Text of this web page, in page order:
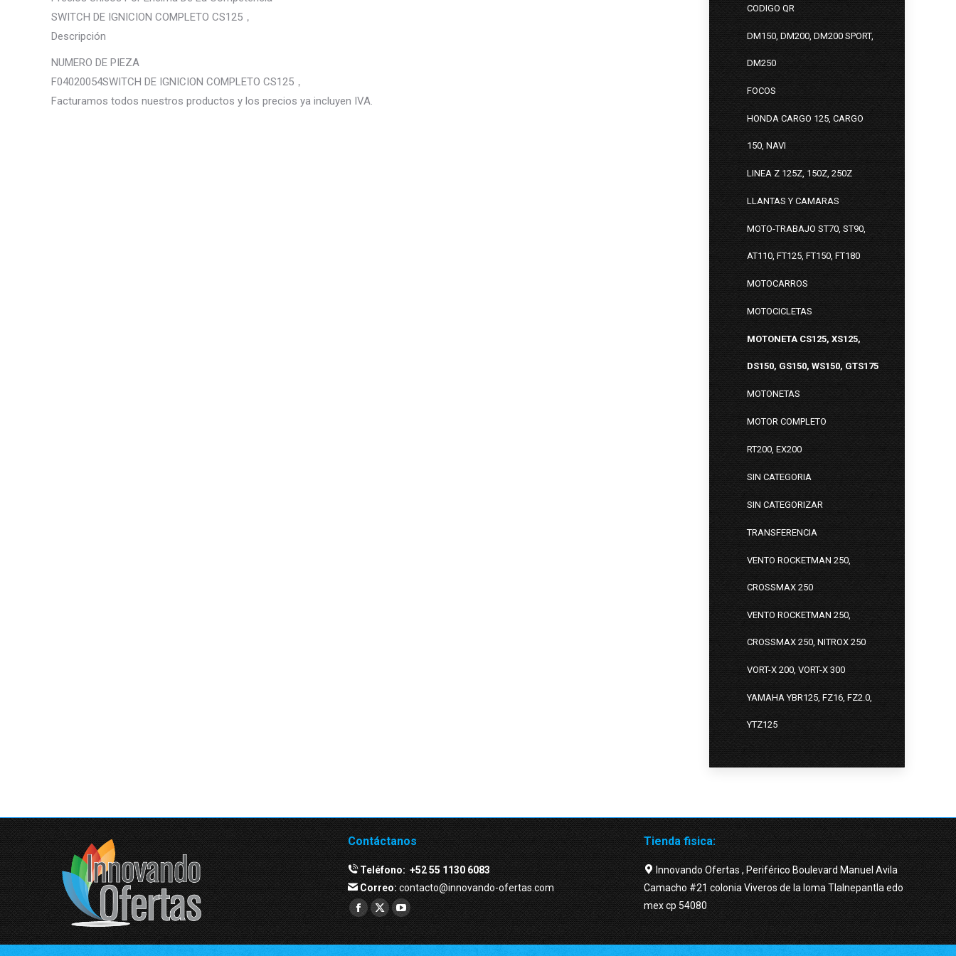
SWITCH DE IGNICION COMPLETO CS125，
Descripción
NUMERO DE PIEZA
F04020054SWITCH DE IGNICION COMPLETO CS125，
Facturamos todos nuestros productos y los precios ya incluyen IVA.
CODIGO QR
DM150, DM200, DM200 SPORT,
DM250
FOCOS
HONDA CARGO 125, CARGO
150, NAVI
LINEA Z 125Z, 150Z, 250Z
LLANTAS Y CAMARAS
MOTO-TRABAJO ST70, ST90,
AT110, FT125, FT150, FT180
MOTOCARROS
MOTOCICLETAS
MOTONETA CS125, XS125,
DS150, GS150, WS150, GTS175
MOTONETAS
MOTOR COMPLETO
RT200, EX200
SIN CATEGORIA
SIN CATEGORIZAR
TRANSFERENCIA
VENTO ROCKETMAN 250,
CROSSMAX 250
VENTO ROCKETMAN 250,
CROSSMAX 250, NITROX 250
VORT-X 200, VORT-X 300
YAMAHA YBR125, FZ16, FZ2.0,
YTZ125
Contáctanos
Teléfono:+52 55 1130 6083
Correo:contacto@innovando-ofertas.com
Facebook
page
Twitter
page
YouTube
page
Tienda fisica:
Innovando Ofertas , Periférico Boulevard Manuel Avila
Camacho #21 colonia Viveros de la loma Tlalnepantla edo
mex cp 54080